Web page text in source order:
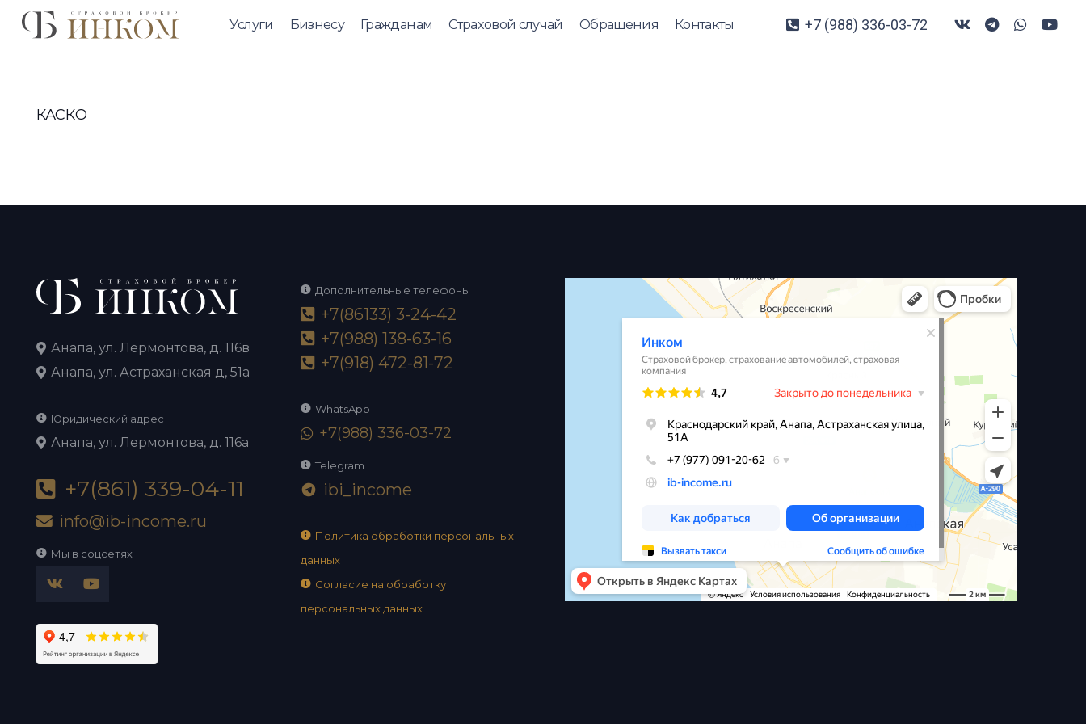
Услуги Бизнесу Гражданам Страховой случай Обращения Контакты +7 (988) 336-03-72
КАСКО
Анапа, ул. Лермонтова, д. 116в
Анапа, ул. Астраханская д, 51а
Юридический адрес
Анапа, ул. Лермонтова, д. 116а
+7(861) 339-04-11
info@ib-income.ru
Мы в соцсетях
Дополнительные телефоны
+7(86133) 3-24-42
+7(988) 138-63-16
+7(918) 472-81-72
WhatsApp
+7(988) 336-03-72
Telegram
telegram ibi_income
Политика обработки персональных
данных
Согласие на обработку
персональных данных